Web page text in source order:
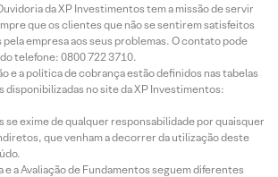
da XP Investimentos tem a missão de servir
que os clientes que não se sentirem satisfeitos
pela empresa aos seus problemas. O contato pode
telefone: 0800 722 3710.
e a política de cobrança estão definidos nas tabelas
disponibilizadas no site da XP Investimentos:
se exime de qualquer responsabilidade por quaisquer
que venham a decorrer da utilização deste
e a Avaliação de Fundamentos seguem diferentes